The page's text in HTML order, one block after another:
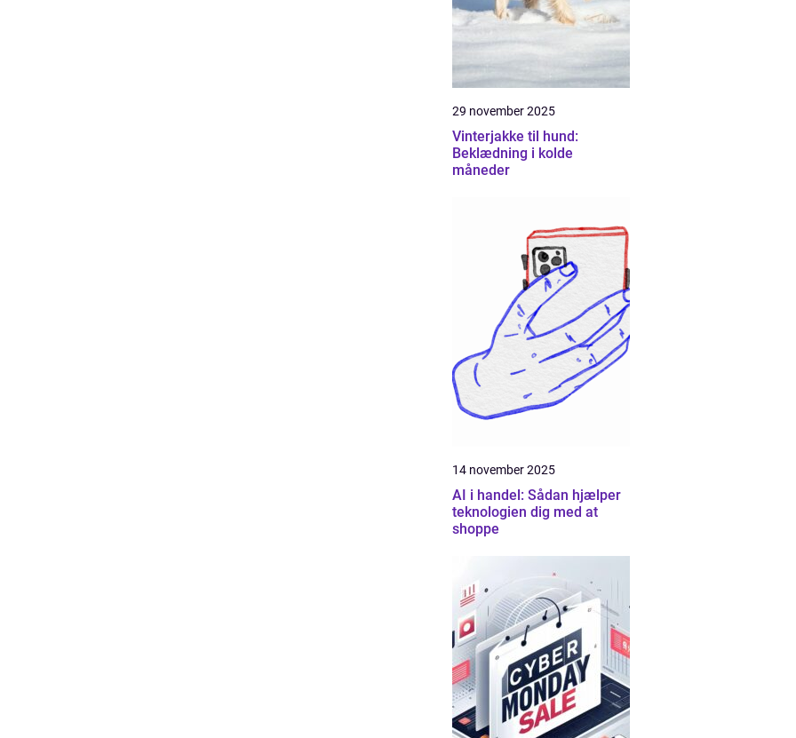
29 november 2025
Vinterjakke til hund:
Beklædning i kolde
måneder
14 november 2025
AI i handel: Sådan hjælper
teknologien dig med at
shoppe